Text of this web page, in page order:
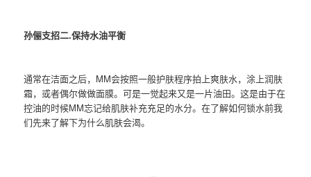
孙俪支招二.保持水油平衡
通常在洁面之后，MM会按照一般护肤程序拍上爽肤水，涂上润肤
霜，或者偶尔做做面膜。可是一觉起来又是一片油田。这是由于在
控油的时候MM忘记给肌肤补充充足的水分。在了解如何锁水前我
们先来了解下为什么肌肤会渴。